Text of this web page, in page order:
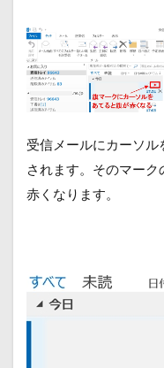
受信メールにカーソ
されます。そのマー
赤くなります。